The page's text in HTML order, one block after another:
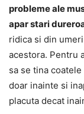
probleme ale
apar stari
ridica si din
acestora. Pentru
sa se tina
doar inainte si
placuta decat